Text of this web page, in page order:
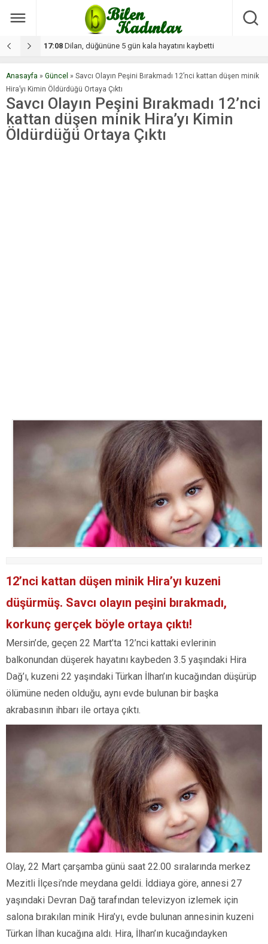
17:08 Dilan, düğününe 5 gün kala hayatını kaybetti
Anasayfa » Güncel » Savcı Olayın Peşini Bırakmadı 12’nci kattan düşen minik
Hira’yı Kimin Öldürdüğü Ortaya Çıktı
Savcı Olayın Peşini Bırakmadı 12’nci
kattan düşen minik Hira’yı Kimin
Öldürdüğü Ortaya Çıktı
12’nci kattan düşen minik Hira’yı kuzeni
düşürmüş. Savcı olayın peşini bırakmadı,
korkunç gerçek böyle ortaya çıktı!
Mersin’de, geçen 22 Mart’ta 12’nci kattaki evlerinin
balkonundan düşerek hayatını kaybeden 3.5 yaşındaki Hira
Dağ’ı, kuzeni 22 yaşındaki Türkan İlhan’ın kucağından düşürüp
ölümüne neden olduğu, aynı evde bulunan bir başka
akrabasının ihbarı ile ortaya çıktı.
Olay, 22 Mart çarşamba günü saat 22.00 sıralarında merkez
Mezitli İlçesi’nde meydana geldi. İddiaya göre, annesi 27
yaşındaki Devran Dağ tarafından televizyon izlemek için
salona bırakılan minik Hira’yı, evde bulunan annesinin kuzeni
Türkan İlhan kucağına aldı. Hira, İlhan’ın kucağındayken